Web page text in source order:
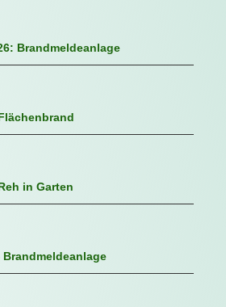
Brandmeldeanlage
in Garten
Brandmeldeanlage